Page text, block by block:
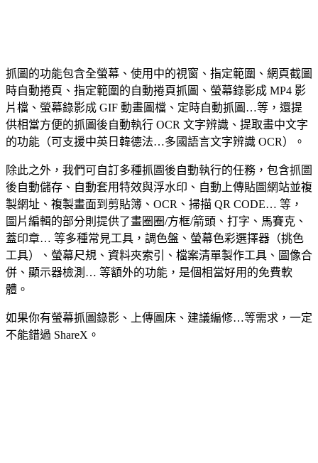
抓圖的功能包含全螢幕、使用中的視窗、指定範圍、網頁截圖
時自動捲頁、指定範圍的自動捲頁抓圖、螢幕錄影成 MP4 影
片檔、螢幕錄影成 GIF 動畫圖檔、定時自動抓圖…等，還提
供相當方便的抓圖後自動執行 OCR 文字辨識、提取畫中文字
的功能（可支援中英日韓德法…多國語言文字辨識 OCR）。
除此之外，我們可自訂多種抓圖後自動執行的任務，包含抓圖
後自動儲存、自動套用特效與浮水印、自動上傳貼圖網站並複
製網址、複製畫面到剪貼簿、OCR、掃描 QR CODE… 等，
圖片編輯的部分則提供了畫圈圈/方框/箭頭、打字、馬賽克、
蓋印章… 等多種常見工具，調色盤、螢幕色彩選擇器（挑色
工具）、螢幕尺規、資料夾索引、檔案清單製作工具、圖像合
併、顯示器檢測… 等額外的功能，是個相當好用的免費軟
體。
如果你有螢幕抓圖錄影、上傳圖床、建議編修…等需求，一定
不能錯過 ShareX。